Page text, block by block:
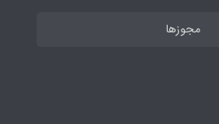
مجوزها